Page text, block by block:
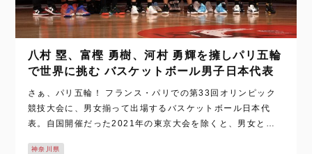
八村 塁、富樫 勇樹、河村 勇輝を擁しパリ五輪
で世界に挑む バスケットボール男子日本代表
さぁ、パリ五輪！ フランス・パリでの第33回オリンピック
競技大会に、男女揃って出場するバスケットボール日本代
表。自国開催だった2021年の東京大会を除くと、男女とも
神奈川県